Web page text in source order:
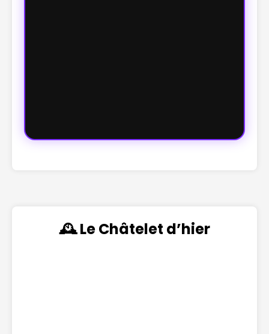
🕰️ Le Châtelet d’hier